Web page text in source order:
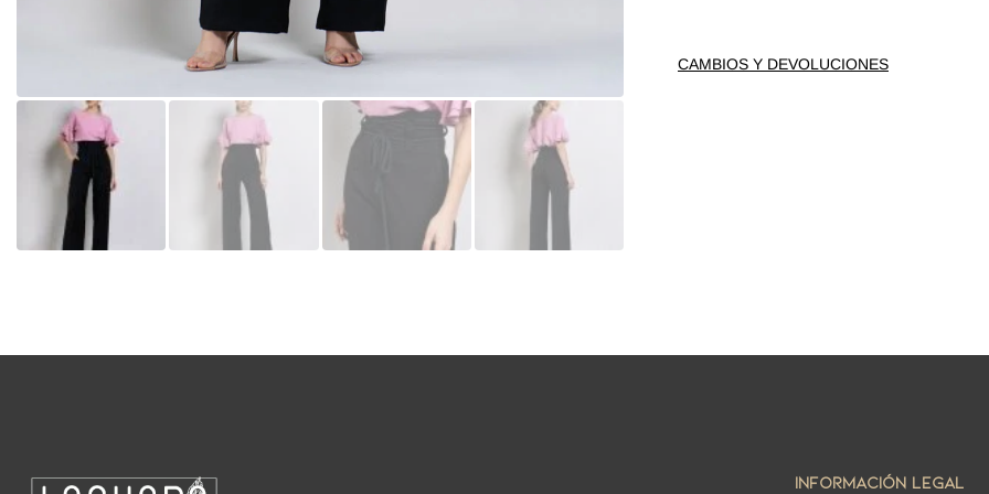
CAMBIOS Y DEVOLUCIONES
INFORMACIÓN LEGAL